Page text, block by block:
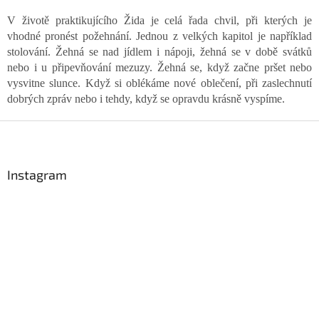
V životě praktikujícího Žida je celá řada chvil, při kterých je
vhodné pronést požehnání. Jednou z velkých kapitol je například
stolování. Žehná se nad jídlem i nápoji, žehná se v době svátků
nebo i u připevňování mezuzy. Žehná se, když začne pršet nebo
vysvitne slunce. Když si oblékáme nové oblečení, při zaslechnutí
dobrých zpráv nebo i tehdy, když se opravdu krásně vyspíme.
Instagram